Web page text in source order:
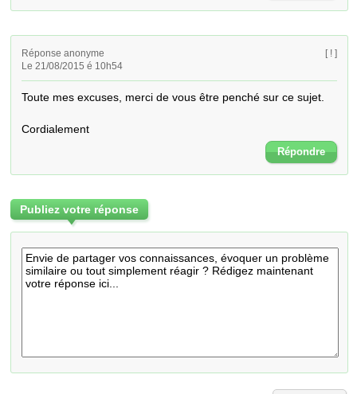
Réponse anonyme
Le 21/08/2015 é 10h54
[ ! ]
Toute mes excuses, merci de vous être penché sur ce sujet.
Cordialement
Répondre
Publiez votre réponse